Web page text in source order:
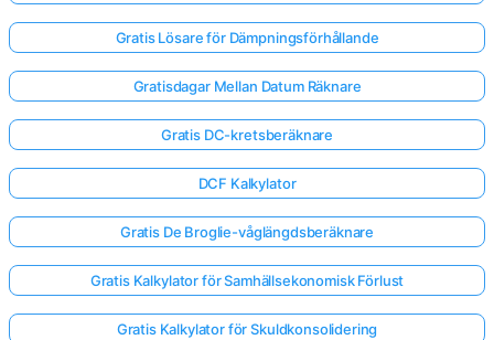
Gratis Lösare för Dämpningsförhållande
Gratisdagar Mellan Datum Räknare
Gratis DC-kretsberäknare
DCF Kalkylator
Gratis De Broglie-våglängdsberäknare
Gratis Kalkylator för Samhällsekonomisk Förlust
Gratis Kalkylator för Skuldkonsolidering